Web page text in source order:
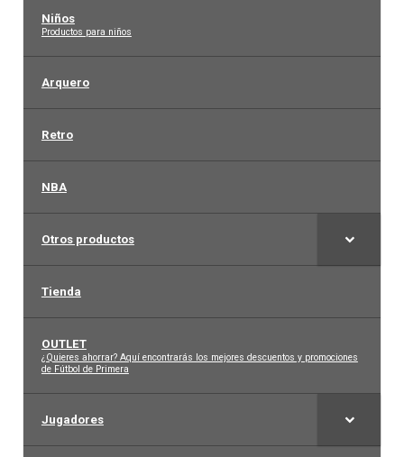
Niños
–
Productos para niños
Arquero
Retro
NBA
Otros productos
Tienda
OUTLET
–
¿Quieres ahorrar? Aquí encontrarás los mejores descuentos y promociones
de Fútbol de Primera
Jugadores